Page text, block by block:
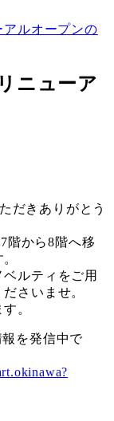
アルオープンの
ニューア
だきありがとう
階から8階へ移
ルティをご用
さいませ。
。
を発信中で